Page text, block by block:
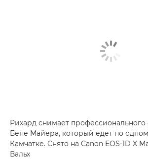
Рихард снимает профессионального
Бене Майера, который едет по
Камчатке. Снято на Canon EOS-1D X
Вальх